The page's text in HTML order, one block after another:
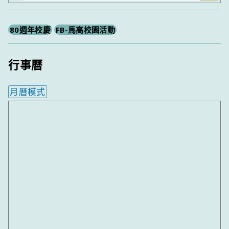
尋
80週年校慶 FB-馬高校園活動
行事曆
月曆模式